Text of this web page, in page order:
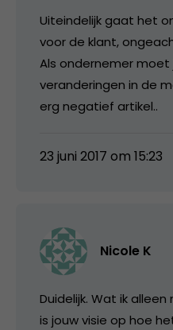
Uiteindelijk gaat het
voor de klant,
Als ondernemer
veranderingen in de
erg negatief artikel..
23 juni 2017 om 15:23
Nicole K
Duidelijk. Wat ik
is jouw visie op hoe